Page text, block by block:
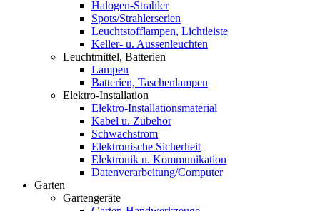
Halogen-Strahler
Spots/Strahlerserien
Leuchtstofflampen, Lichtleiste
Keller- u. Aussenleuchten
Leuchtmittel, Batterien
Lampen
Batterien, Taschenlampen
Elektro-Installation
Elektro-Installationsmaterial
Kabel u. Zubehör
Schwachstrom
Elektronische Sicherheit
Elektronik u. Kommunikation
Datenverarbeitung/Computer
Garten
Gartengeräte